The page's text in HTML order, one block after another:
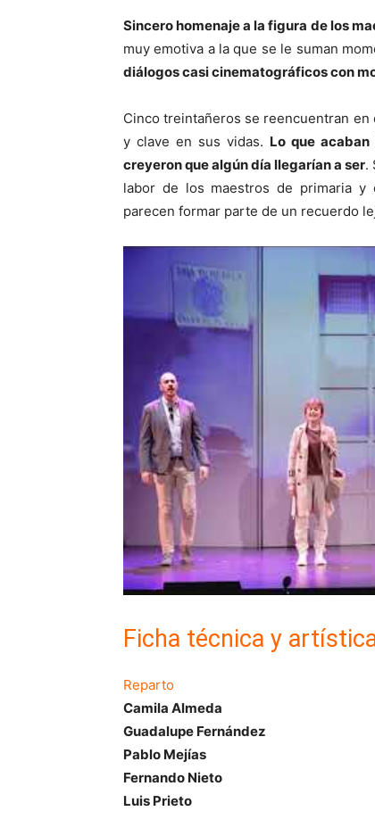
Sincero homenaje a la figura de los
muy emotiva a la que se le suman
diálogos casi cinematográficos con
Cinco treintañeros se reencuentran
y clave en sus vidas. Lo que
creyeron que algún día llegarían a ser.
labor de los maestros de primaria y
parecen formar parte de un recuerdo
Ficha técnica y
Reparto
Camila Almeda
Guadalupe Fernández
Pablo Mejías
Fernando Nieto
Luis Prieto